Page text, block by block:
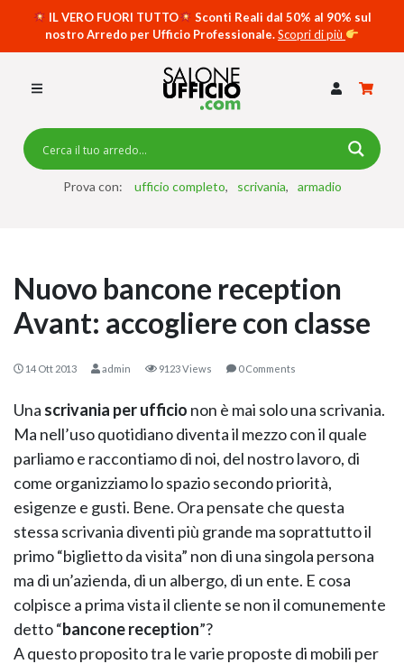
IL VERO FUORI TUTTO
Sconti Reali dal 50% al 90% sul
nostro Arredo per Ufficio Professionale.Scopri di più
Prova con: ufficio completo scrivania armadio
SCRIVANIE SPECIAL DESK
CASSETTIERE
RECEPTION
TAVOLI RIUNIONE
ACCESSORI
Nuovo bancone reception
Avant: accogliere con classe
14 Ott 2013 admin 9123 Views 0 Comments
Una scrivania per ufficio non è mai solo una scrivania.
Ma nell’uso quotidiano diventa il mezzo con il quale
parliamo e raccontiamo di noi, del nostro lavoro, di
come organizziamo lo spazio secondo priorità,
esigenze e gusti. Bene. Ora pensate che questa
stessa scrivania diventi più grande ma soprattutto il
primo “biglietto da visita” non di una singola persona
ma di un’azienda, di un albergo, di un ente. E cosa
colpisce a prima vista il cliente se non il comunemente
detto “bancone reception”?
A questo proposito tra le varie proposte di mobili per